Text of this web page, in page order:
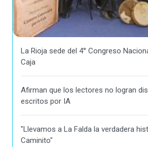
La Rioja sede del 4° Congreso
Caja
Afirman que los lectores no logran
escritos por IA
"Llevamos a La Falda la verdadera
Caminito"